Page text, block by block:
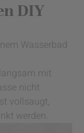
DIY
Wasserbad
mit
nicht
vollsaugt,
werden.